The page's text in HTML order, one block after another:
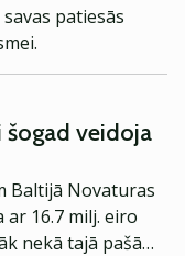
patiesās
šogad veidoja
Baltijā Novaturas
16.7 milj. eiro
nekā tajā pašā